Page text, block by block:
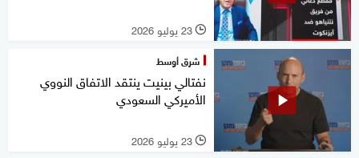
l 23 يوليو 2026
شرق أوسط
نفتالي بينيت ينتقد الاتفاق النووي
الأميركي السعودي
l 23 يوليو 2026